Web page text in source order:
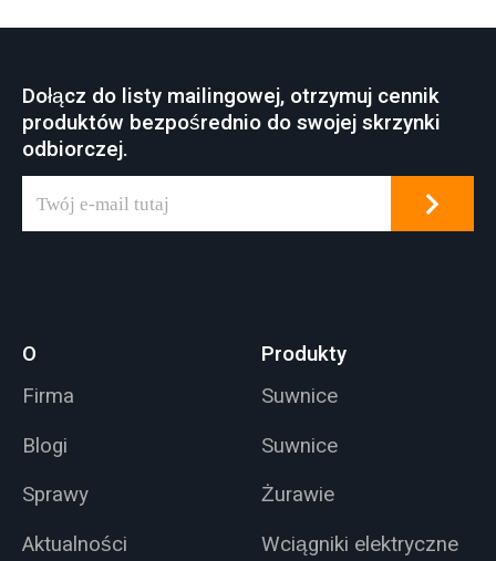
Dołącz do listy mailingowej, otrzymuj cennik
produktów bezpośrednio do swojej skrzynki
odbiorczej.
O
Firma
Blogi
Sprawy
Aktualności
Produkty
Suwnice
Suwnice
Żurawie
Wciągniki elektryczne